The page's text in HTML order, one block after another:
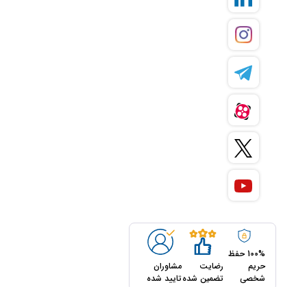
100% حفظ
حریم
شخصی
رضایت
تضمین شده
مشاوران
تایید شده